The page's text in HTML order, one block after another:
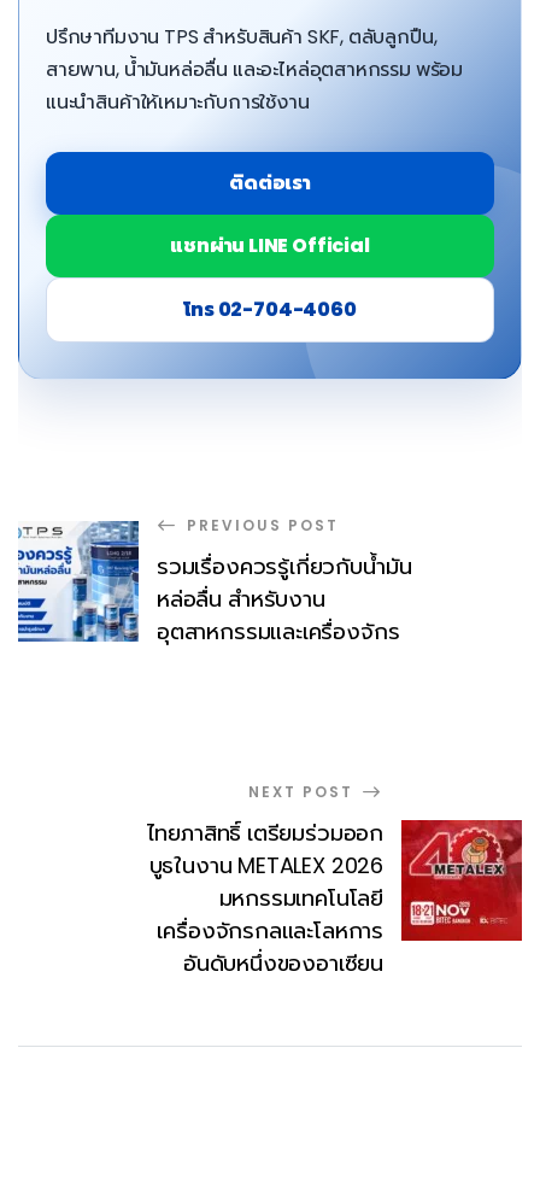
ปรึกษาทีมงาน TPS สำหรับสินค้า SKF, ตลับลูกปืน,
สายพาน, น้ำมันหล่อลื่น และอะไหล่อุตสาหกรรม พร้อม
แนะนำสินค้าให้เหมาะกับการใช้งาน
ติดต่อเรา
แชทผ่าน LINE Official
โทร 02-704-4060
PREVIOUS POST
รวมเรื่องควรรู้เกี่ยวกับน้ำมัน
หล่อลื่น สำหรับงาน
อุตสาหกรรมและเครื่องจักร
NEXT POST
ไทยภาสิทธิ์ เตรียมร่วมออก
บูธในงาน METALEX 2026
มหกรรมเทคโนโลยี
เครื่องจักรกลและโลหการ
อันดับหนึ่งของอาเซียน